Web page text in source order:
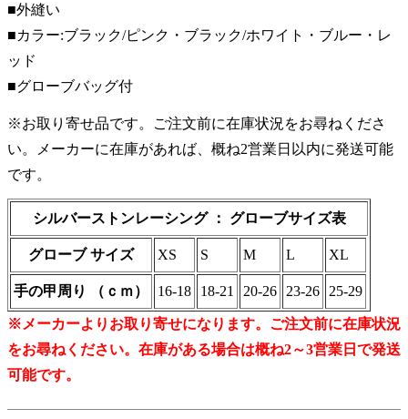
■外縫い
■カラー:ブラック/ピンク・ブラック/ホワイト・ブルー・レ
ッド
■グローブバッグ付
※お取り寄せ品です。ご注文前に在庫状況をお尋ねくださ
い。メーカーに在庫があれば、概ね2営業日以内に発送可能
です。
シルバーストンレーシング ： グローブサイズ表
グローブ サイズ XS S M L XL
手の甲周り （ｃｍ） 16-18 18-21 20-26 23-26 25-29
※メーカーよりお取り寄せになります。ご注文前に在庫状況
をお尋ねください。在庫がある場合は概ね2～3営業日で発送
可能です。